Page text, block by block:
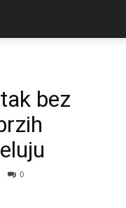
bez
0